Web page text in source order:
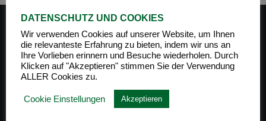
PRODUKT-KATEGORIEN
Getriebe
Klassiker
DATENSCHUTZ UND COOKIES
Wir verwenden Cookies auf unserer Website, um Ihnen
die relevanteste Erfahrung zu bieten, indem wir uns an
Ihre Vorlieben erinnern und Besuche wiederholen. Durch
Klicken auf "Akzeptieren" stimmen Sie der Verwendung
ALLER Cookies zu.
Cookie Einstellungen Akzeptieren